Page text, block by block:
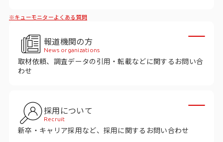
ニュース・メディア掲載
ソリューション／サービス
採用情報
※キューモニターよくある質問
報道機関の方
News organizations
取材依頼、調査データの引用・転載などに関するお問い合
わせ
採用について
Recruit
新卒・キャリア採用など、採用に関するお問い合わせ